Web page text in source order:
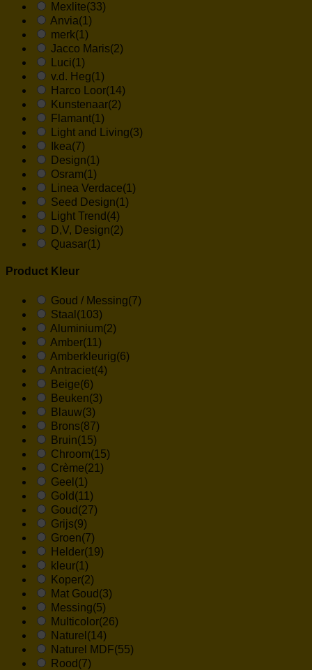
Mexlite(33)
Anvia(1)
merk(1)
Jacco Maris(2)
Luci(1)
v.d. Heg(1)
Harco Loor(14)
Kunstenaar(2)
Flamant(1)
Light and Living(3)
Ikea(7)
Design(1)
Osram(1)
Linea Verdace(1)
Seed Design(1)
Light Trend (4)
D,V, Design(2)
Quasar(1)
Product Kleur
Goud / Messing(7)
Staal (103)
Aluminium(2)
Amber(11)
Amberkleurig(6)
Antraciet(4)
Beige(6)
Beuken(3)
Blauw(3)
Brons(87)
Bruin(15)
Chroom(15)
Crème(21)
Geel (1)
Gold (11)
Goud (27)
Grijs(9)
Groen(7)
Helder(19)
kleur(1)
Koper(2)
Mat Goud (3)
Messing(5)
Multicolor(26)
Naturel (14)
Naturel MDF(55)
Rood (7)